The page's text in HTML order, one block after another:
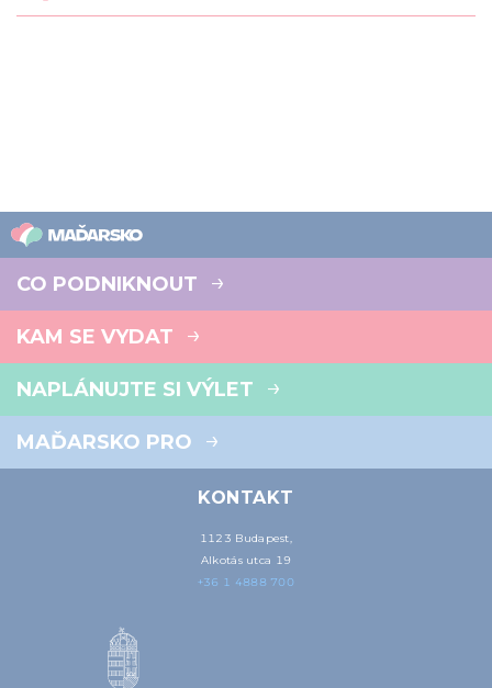
CO PODNIKNOUT
KAM SE VYDAT
NAPLÁNUJTE SI VÝLET
MAĎARSKO PRO
KONTAKT
1123 Budapest,
Alkotás utca 19
+36 1 4888 700